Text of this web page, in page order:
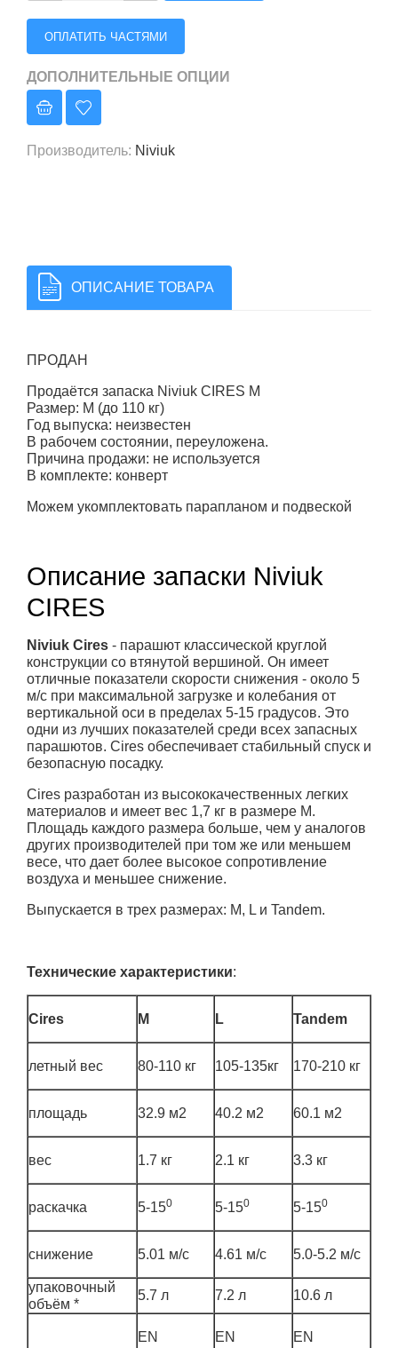
ОПЛАТИТЬ ЧАСТЯМИ
ДОПОЛНИТЕЛЬНЫЕ ОПЦИИ
Производитель: Niviuk
ОПИСАНИЕ ТОВАРА
ПРОДАН
Продаётся запаска Niviuk CIRES M
Размер: M (до 110 кг)
Год выпуска: неизвестен
В рабочем состоянии, переуложена.
Причина продажи: не используется
В комплекте: конверт
Можем укомплектовать парапланом и подвеской
Описание запаски Niviuk
CIRES
Niviuk Cires - парашют классической круглой
конструкции со втянутой вершиной. Он имеет
отличные показатели скорости снижения - около 5
м/с при максимальной загрузке и колебания от
вертикальной оси в пределах 5-15 градусов. Это
одни из лучших показателей среди всех запасных
парашютов. Cires обеспечивает стабильный спуск и
безопасную посадку.
Cires разработан из высококачественных легких
материалов и имеет вес 1,7 кг в размере М.
Площадь каждого размера больше, чем у аналогов
других производителей при том же или меньшем
весе, что дает более высокое сопротивление
воздуха и меньшее снижение.
Выпускается в трех размерах: M, L и Tandem.
Технические характеристики:
Cires M L Tandem
летный вес 80-110 кг 105-135кг 170-210 кг
площадь 32.9 м2 40.2 м2 60.1 м2
вес 1.7 кг 2.1 кг 3.3 кг
раскачка 5-150 5-150 5-150
снижение 5.01 м/с 4.61 м/с 5.0-5.2 м/с
упаковочный
объём *
5.7 л 7.2 л 10.6 л
EN
EN
EN